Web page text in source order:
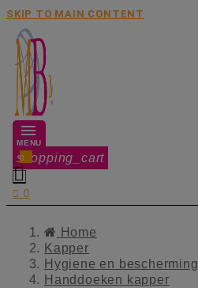
SKIP TO MAIN CONTENT
MENU
shopping_cart
0

 0
Home
Kapper
Hygiene en bescherming
Handdoeken kapper